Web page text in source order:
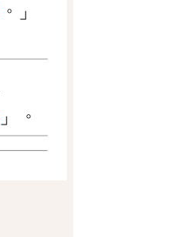
。」
」。